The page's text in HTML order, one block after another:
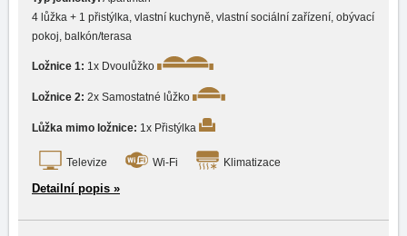
4 lůžka + 1 přistýlka, vlastní kuchyně, vlastní sociální zařízení, obývací
pokoj, balkón/terasa
Ložnice 1: 1x Dvoulůžko
Ložnice 2: 2x Samostatné lůžko
Lůžka mimo ložnice: 1x Přistýlka
Televize Wi-Fi Klimatizace
Detailní popis »